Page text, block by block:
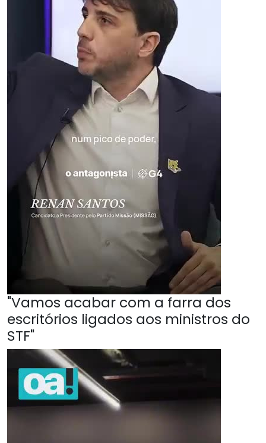
"Vamos acabar com a farra dos
escritórios ligados aos ministros do
STF"